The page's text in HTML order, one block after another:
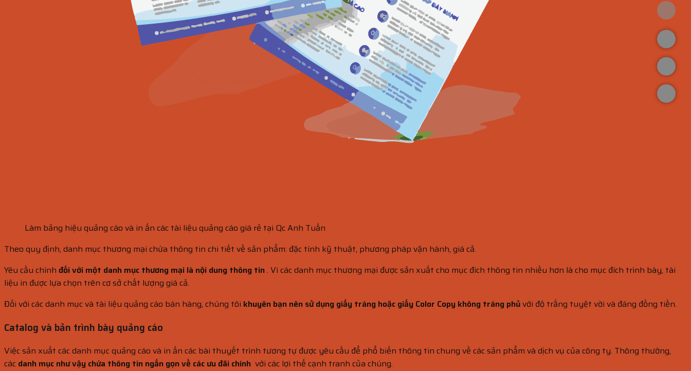
Làm bảng hiệu quảng cáo và in ấn các tài liệu quảng cáo giá rẻ tại Qc Anh Tuấn
Theo quy định, danh mục thương mại chứa thông tin chi tiết về sản phẩm: đặc tính kỹ thuật, phương pháp vận hành, giá cả.
Yêu cầu chính đối với một danh mục thương mại là nội dung thông tin. Vì các danh mục thương mại được sản xuất cho mục đích thông tin nhiều hơn là cho mục đích trình bày, tài
liệu in được lựa chọn trên cơ sở chất lượng giá cả.
Đối với các danh mục và tài liệu quảng cáo bán hàng, chúng tôi khuyên bạn nên sử dụng giấy tráng hoặc giấy Color Copy không tráng phủvới độ trắng tuyệt vời và đáng đồng tiền.
Catalog và bản trình bày quảng cáo
Việc sản xuất các danh mục quảng cáo và in ấn các bài thuyết trình tương tự được yêu cầu để phổ biến thông tin chung về các sản phẩm và dịch vụ của công ty. Thông thường,
các danh mục như vậy chứa thông tin ngắn gọn về các ưu đãi chính với các lợi thế cạnh tranh của chúng.